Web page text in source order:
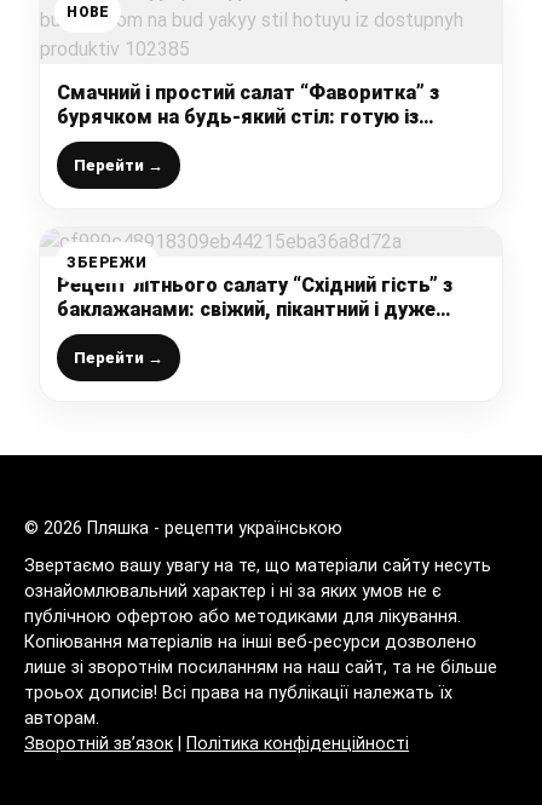
НОВЕ
Смачний і простий салат “Фаворитка” з
бурячком на будь-який стіл: готую із
доступних продуктів
Перейти →
ЗБЕРЕЖИ
Рецепт літнього салату “Східний гість” з
баклажанами: свіжий, пікантний і дуже
смачний
Перейти →
© 2026 Пляшка - рецепти українською
Звертаємо вашу увагу на те, що матеріали сайту несуть
ознайомлювальний характер і ні за яких умов не є
публічною офертою або методиками для лікування.
Копіювання матеріалів на інші веб-ресурси дозволено
лише зі зворотнім посиланням на наш сайт, та не більше
троьох дописів! Всі права на публікації належать їх
авторам.
Зворотній зв’язок
Політика конфіденційності